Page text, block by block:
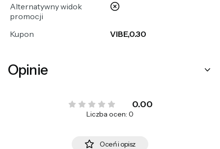
Alternatywny widok
promocji
nie
Kupon VIBE,0.30
Opinie
0.00
Liczba ocen: 0
Oceń i opisz